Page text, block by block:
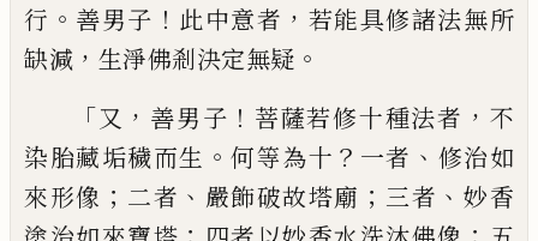
行 。 善男子 ！ 此中意者 ， 若能具修諸法無所
缺減 ， 生淨佛剎決定無疑 。
「又 ， 善男子 ！ 菩薩若修十種法者 ， 不
染胎藏垢穢而生 。何等為十 ？ 一者 、 修治如
來形像 ； 二者 、 嚴飾破故塔廟 ； 三者 、妙香